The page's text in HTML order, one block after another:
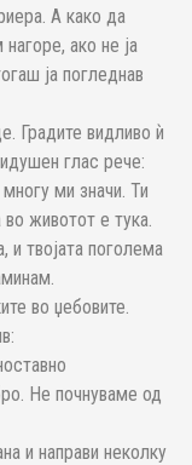
А како да
ако не ја
ја погледнав
Градите видливо ѝ
глас рече:
ми значи. Ти
животот е тука.
и твојата поголема
во џебовите.
Не почнуваме од
и направи неколку